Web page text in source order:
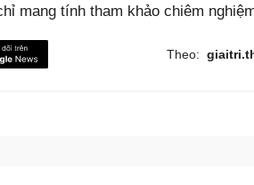
mang tính tham khảo chiêm
Theo: